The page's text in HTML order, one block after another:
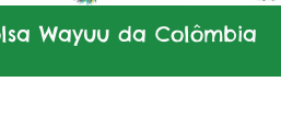
Wayuu da Colômbia